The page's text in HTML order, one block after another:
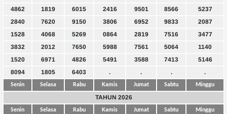
4862
1819 6015 2416 9501 8566
5237
2840
7620 9150 3806 6952 9833
2087
1528
4068 5269 0864 2819 7516
3477
3832
2012 7650 5988 7561 5064
1140
1520
6971 4826 5491 3588 7413
5146
8094
1805 6403 . . . .
Senin Selasa Rabu Kamis Jumat Sabtu Minggu
TAHUN 2026
Senin Selasa Rabu Kamis Jumat Sabtu Minggu